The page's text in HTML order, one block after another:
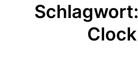
Schlagwort:
Clock